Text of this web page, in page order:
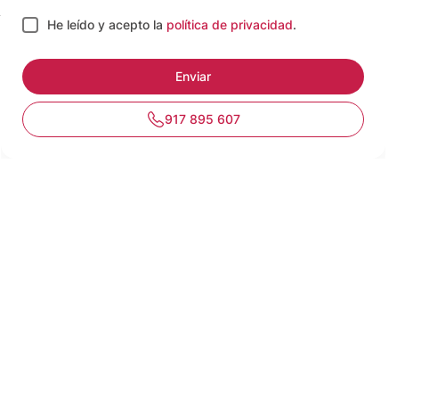
He leído y acepto la política de privacidad.
917 895 607